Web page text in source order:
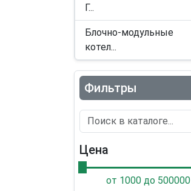
Г...
Блочно-модульные
котел...
Фильтры
Цена
от 1000 до 500000